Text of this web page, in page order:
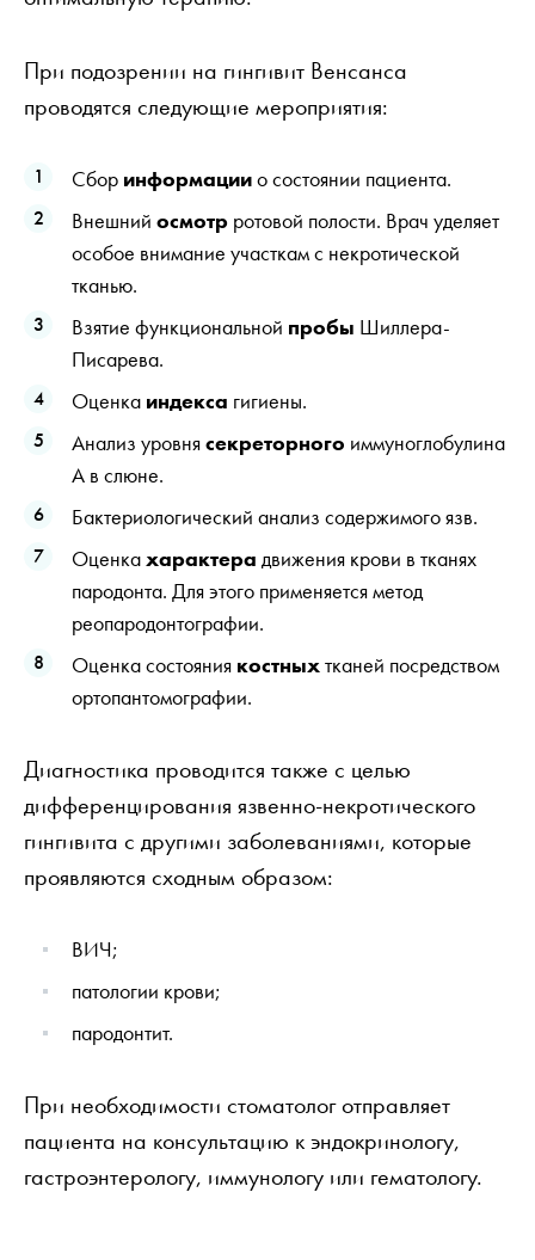
При подозрении на гингивит Венсанса
проводятся следующие мероприятия:
Сбор информациио состоянии пациента.
Внешний осмотр ротовой полости. Врач уделяет
особое внимание участкам с некротической
тканью.
Взятие функциональной пробы Шиллера-
Писарева.
Оценка индекса гигиены.
Анализ уровнясекреторного иммуноглобулина
А в слюне.
Бактериологический анализ содержимого язв.
Оценкахарактера движения крови в тканях
пародонта. Для этого применяется метод
реопародонтографии.
Оценка состояния костныхтканей посредством
ортопантомографии.
Диагностика проводится также с целью
дифференцирования язвенно-некротического
гингивита с другими заболеваниями, которые
проявляются сходным образом:
ВИЧ;
патологии крови;
пародонтит.
При необходимости стоматолог отправляет
пациента на консультацию к эндокринологу,
гастроэнтерологу, иммунологу или гематологу.